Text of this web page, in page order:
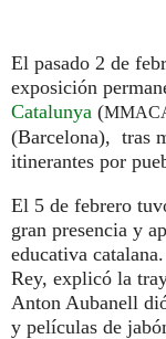
El pasado 2 de
exposición
Catalunya (
(Barcelona), tras
itinerantes por
El 5 de febrero
gran presencia y
educativa
Rey, explicó la
Anton Aubanell
y películas de